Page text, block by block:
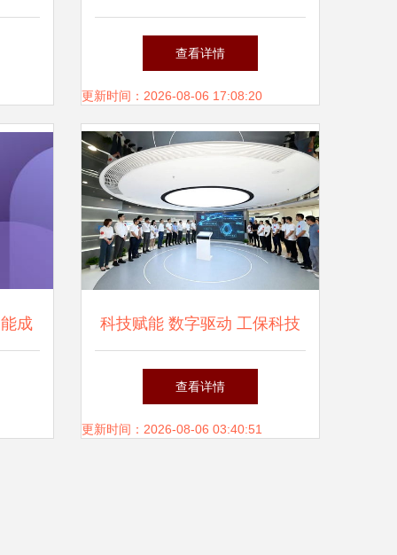
cippe2021上海石化展 防爆电
脑系列产品的行业解决方案引
领者
查看详情
更新时间：2026-08-06 17:08:20
成 科技赋能 数字驱动 工保科技
企业展厅暨IT层揭幕启用
查看详情
更新时间：2026-08-06 03:40:51